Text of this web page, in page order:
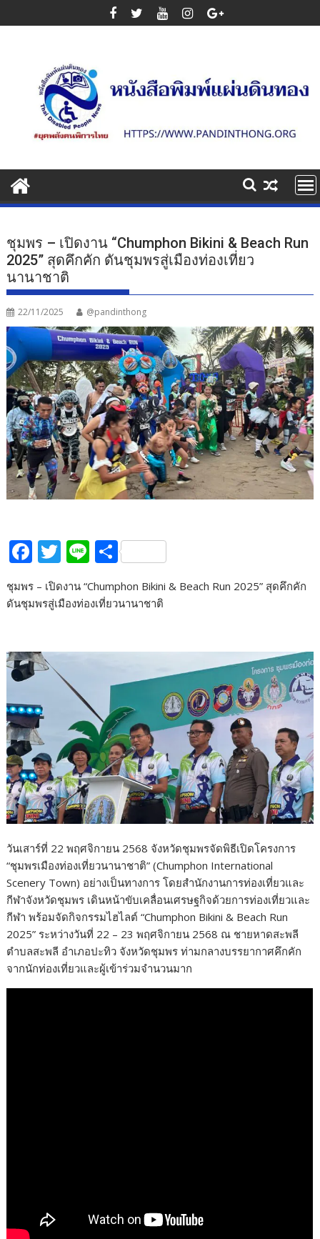
to
ชุมพร – เปิดงาน “Chumphon Bikini & Beach Run
2025” สุดคึกคัก ดันชุมพรสู่เมืองท่องเที่ยว
นานาชาติ
22/11/2025 @pandinthong
F
ac
e
o
T
itt
Li
n
e
S
h
ar
ชุมพร – เปิดงาน “Chumphon Bikini & Beach Run 2025” สุดคึกคัก
ดันชุมพรสู่เมืองท่องเที่ยวนานาชาติ
วันเสาร์ที่ 22 พฤศจิกายน 2568 จังหวัดชุมพรจัดพิธีเปิดโครงการ
“ชุมพรเมืองท่องเที่ยวนานาชาติ” (Chumphon International
Scenery Town) อย่างเป็นทางการ โดยสำนักงานการท่องเที่ยวและ
กีฬาจังหวัดชุมพร เดินหน้าขับเคลื่อนเศรษฐกิจด้วยการท่องเที่ยวและ
กีฬา พร้อมจัดกิจกรรมไฮไลต์ “Chumphon Bikini & Beach Run
2025” ระหว่างวันที่ 22 – 23 พฤศจิกายน 2568 ณ ชายหาดสะพลี
ตำบลสะพลี อำเภอปะทิว จังหวัดชุมพร ท่ามกลางบรรยากาศคึกคัก
จากนักท่องเที่ยวและผู้เข้าร่วมจำนวนมาก